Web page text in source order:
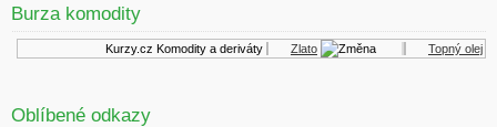
Burza komodity
Kurzy.cz Komodity a deriváty Zlato Topný olej
Oblíbené odkazy